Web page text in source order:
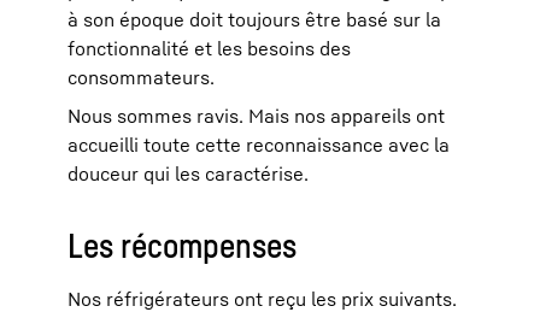
à son époque doit toujours être basé sur la
fonctionnalité et les besoins des
consommateurs.
Nous sommes ravis. Mais nos appareils ont
accueilli toute cette reconnaissance avec la
douceur qui les caractérise.
Les récompenses
Nos réfrigérateurs ont reçu les prix suivants.